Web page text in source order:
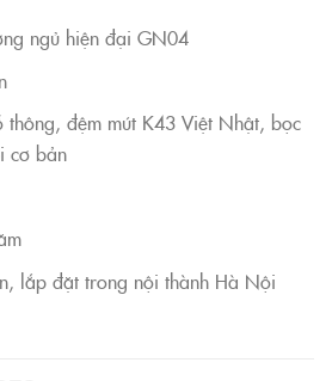
ngủ hiện đại GN04
thông, đệm mút K43 Việt Nhật, bọc
cơ bản
lắp đặt trong nội thành Hà Nội